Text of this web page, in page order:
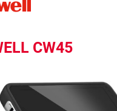
CW45